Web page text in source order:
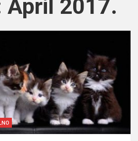
April 2017.